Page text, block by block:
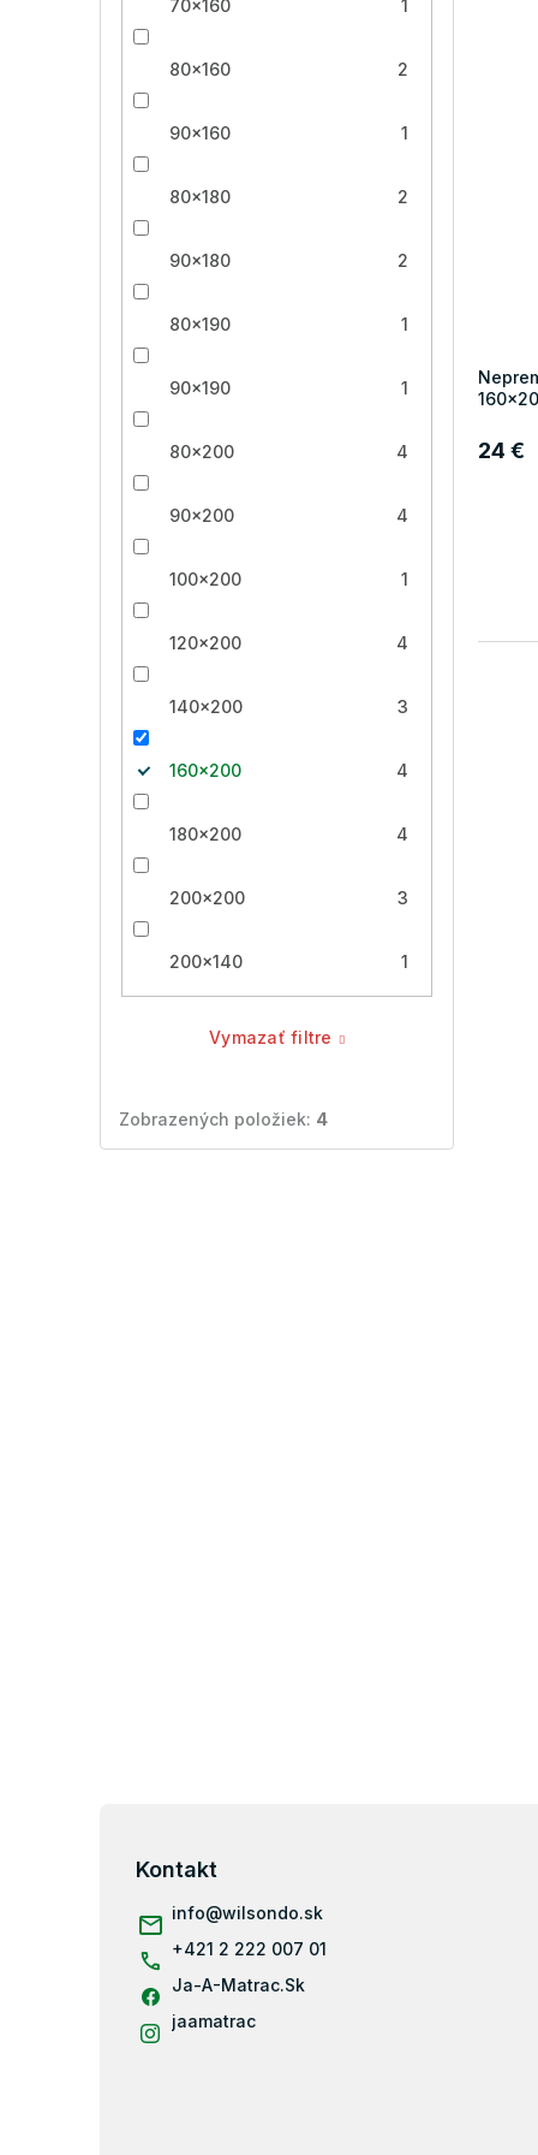
70x160 1
80x160 2
90x160 1
80x180 2
90x180 2
80x190 1
90x190 1
80x200 4
90x200 4
100x200 1
120x200 4
140x200 3
160x200 4
180x200 4
200x200 3
200x140 1
Vymazať filtre
Zobrazených položiek: 4
24 €
Kontakt
info@wilsondo.sk
+421 2 222 007 01
Ja-A-Matrac.Sk
jaamatrac